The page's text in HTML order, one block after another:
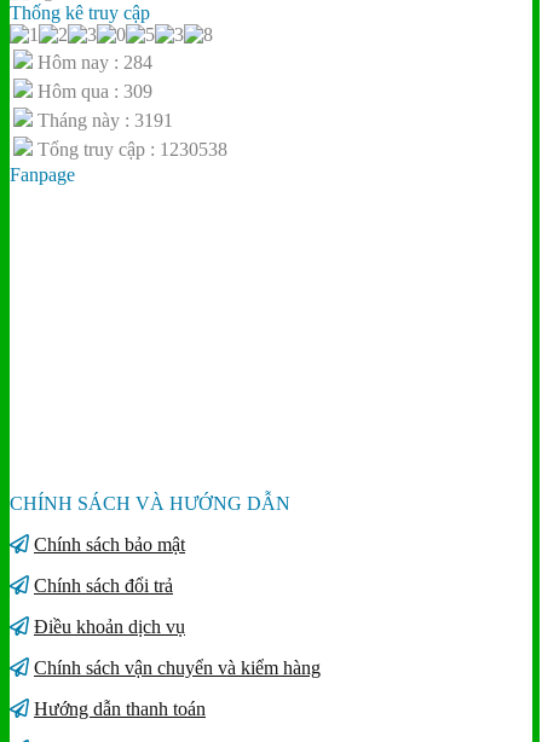
Thống kê truy cập
Hôm nay : 284
Hôm qua : 309
Tháng này : 3191
Tổng truy cập : 1230538
Fanpage
CHÍNH SÁCH VÀ HƯỚNG DẪN
Chính sách bảo mật
Chính sách đổi trả
Điều khoản dịch vụ
Chính sách vận chuyển và kiểm hàng
Hướng dẫn thanh toán